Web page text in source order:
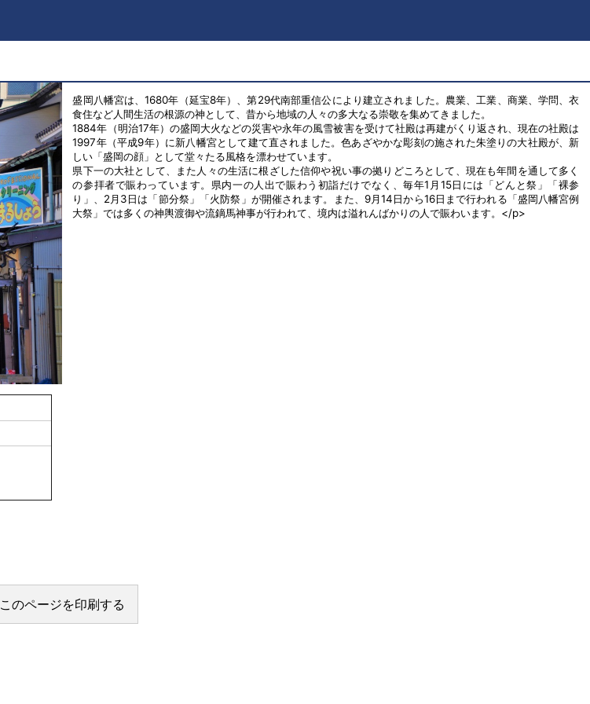
盛岡八幡宮は、1680年（延宝8年）、第29代南部重信公により建立されました。農業、工業、商業、学問、衣
食住など人間生活の根源の神として、昔から地域の人々の多大なる崇敬を集めてきました。
1884年（明治17年）の盛岡大火などの災害や永年の風雪被害を受けて社殿は再建がくり返され、現在の社殿は
1997年（平成9年）に新八幡宮として建て直されました。色あざやかな彫刻の施された朱塗りの大社殿が、新
しい「盛岡の顔」として堂々たる風格を漂わせています。
県下一の大社として、また人々の生活に根ざした信仰や祝い事の拠りどころとして、現在も年間を通して多く
の参拝者で賑わっています。県内一の人出で賑わう初詣だけでなく、毎年1月15日には「どんと祭」「裸参
り」、2月3日は「節分祭」「火防祭」が開催されます。また、9月14日から16日まで行われる「盛岡八幡宮例
大祭」では多くの神輿渡御や流鏑馬神事が行われて、境内は溢れんばかりの人で賑わいます。</p>
このページを印刷する